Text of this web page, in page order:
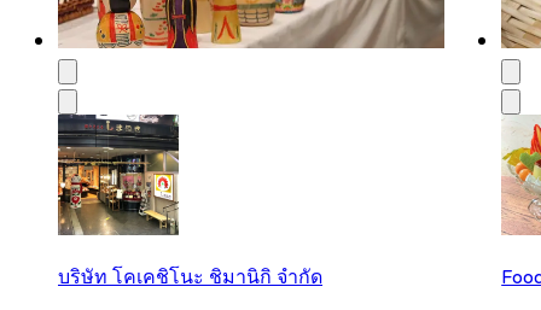
บริษัท โคเคชิโนะ ชิมานิกิ จำกัด